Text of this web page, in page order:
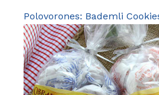
Polovorones: Bademli